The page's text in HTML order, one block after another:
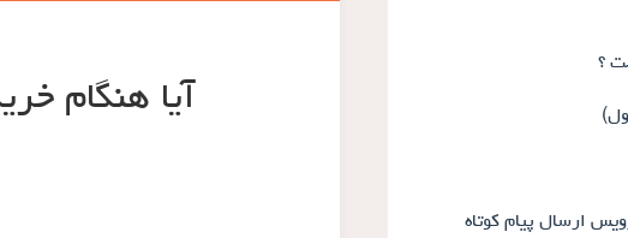
؟
ارسال پیام کوتاه